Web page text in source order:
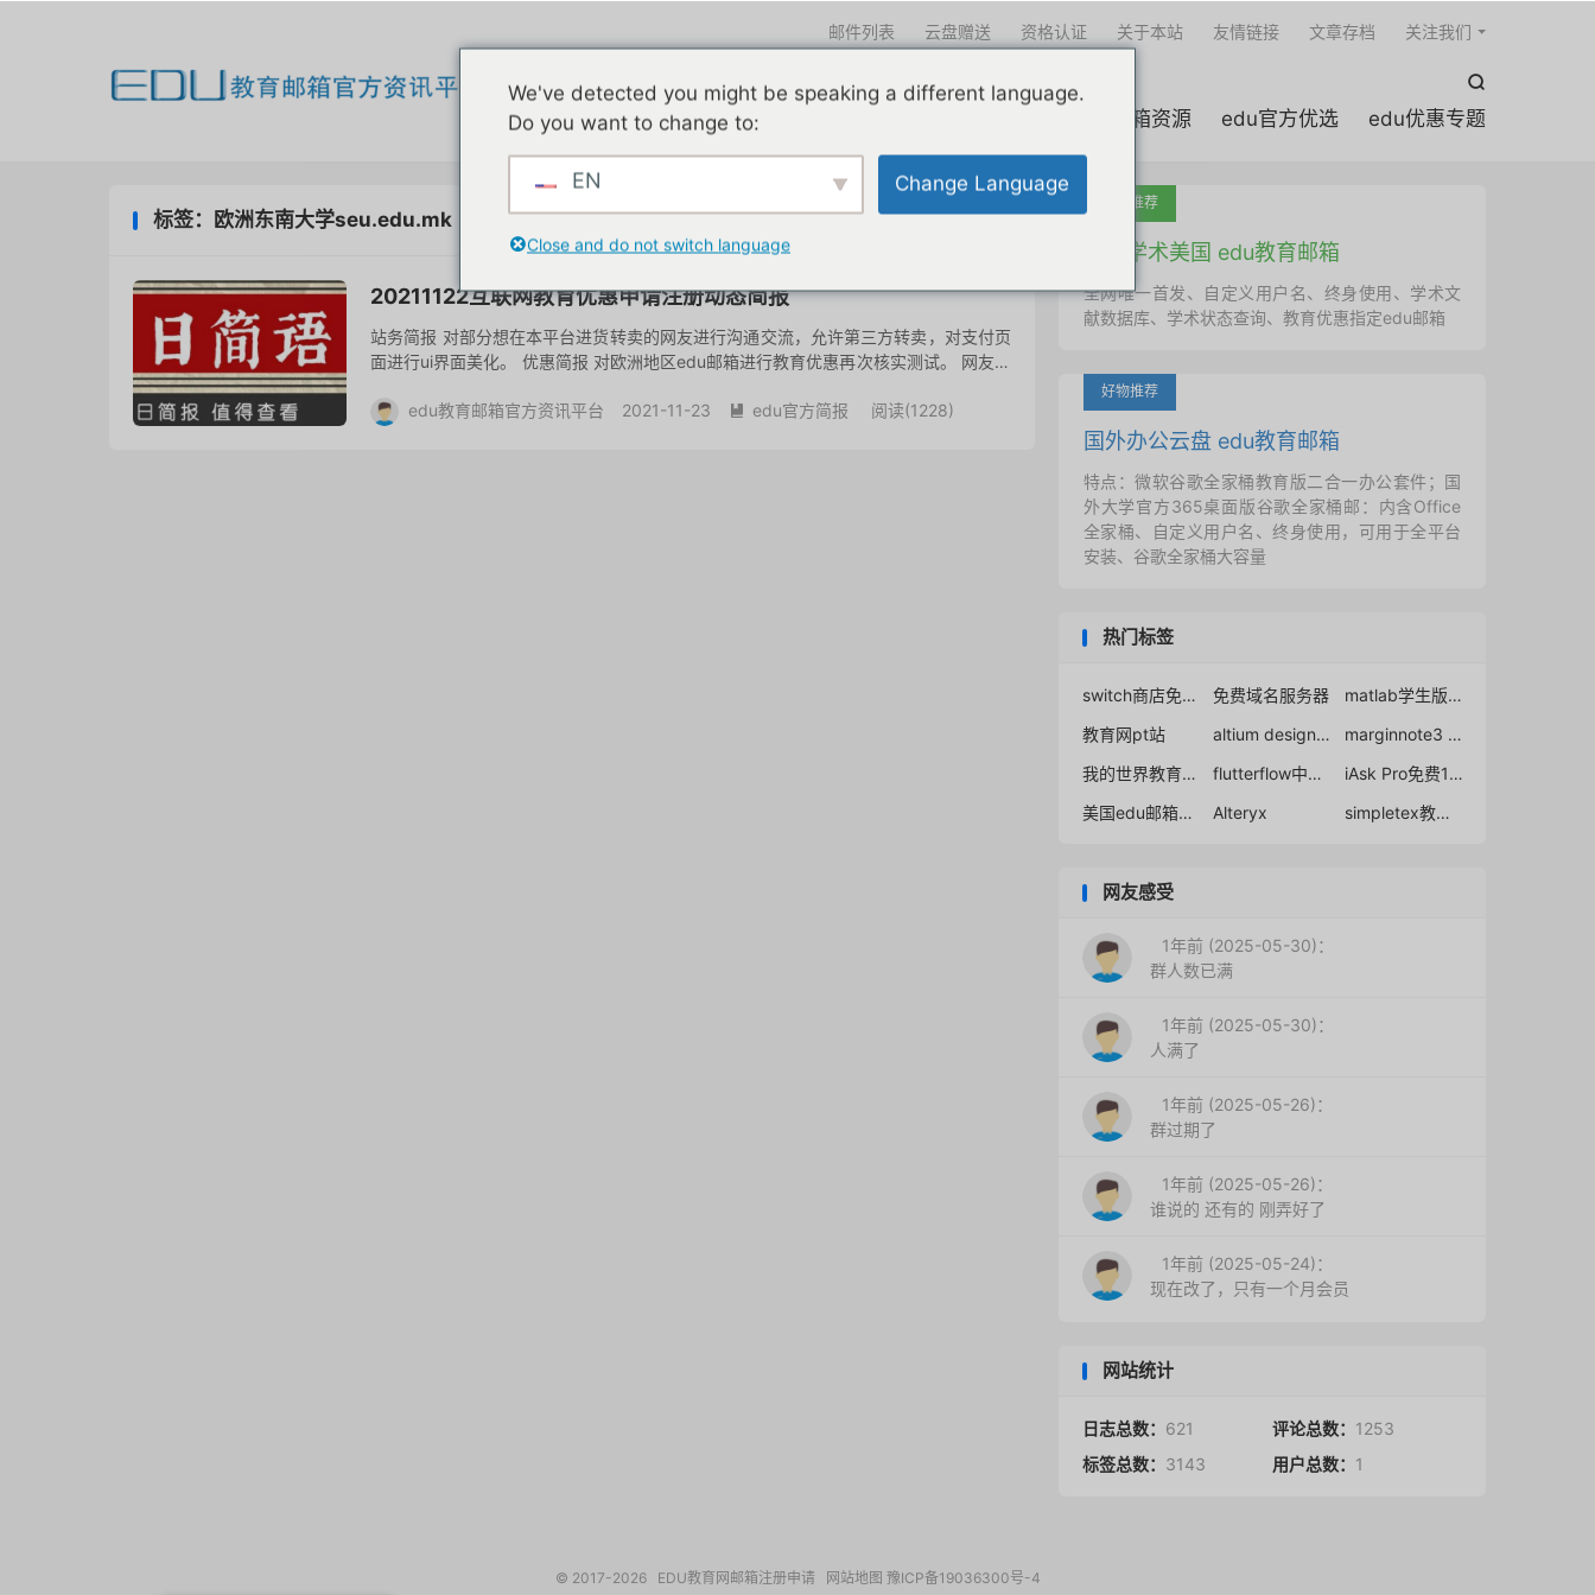
我们一直在努力

edu邮箱申请 edu邮箱资源 edu官方优选 edu优惠专题
邮件列表 云盘赠送 资格认证 关于本站 友情链接 文章存档 关注我们
共 1 篇文章
标签：欧洲东南大学seu.edu.mk
20211122互联网教育优惠申请注册动态简报
站务简报 对部分想在本平台进货转卖的网友进行沟通交流，允许第三方转卖，对支付页
面进行ui界面美化。 优惠简报 对欧洲地区edu邮箱进行教育优惠再次核实测试。 网友动
edu教育邮箱官方资讯平台
2021-11-23  edu官方简报 阅读(1228)
吐血推荐
国外学术美国 edu教育邮箱
全网唯一首发、自定义用户名、终身使用、学术文
献数据库、学术状态查询、教育优惠指定edu邮箱
好物推荐
国外办公云盘 edu教育邮箱
特点：微软谷歌全家桶教育版二合一办公套件；国
外大学官方365桌面版谷歌全家桶邮：内含Office
全家桶、自定义用户名、终身使用，可用于全平台
安装、谷歌全家桶大容量
热门标签
switch商店免费加速教程 免费域名服务器
matlab学生版获取
教育网pt站
altium designer 教育版免费密钥
marginnote3 教育认证
我的世界教育版专用EDU
flutterflow中文说明
iAsk Pro免费1年领取
美国edu邮箱亚马逊prime
Alteryx simpletex教师免费
网友感受
1年前 (2025-05-30)：
群人数已满
1年前 (2025-05-30)：
人满了
1年前 (2025-05-26)：
群过期了
1年前 (2025-05-26)：
谁说的 还有的 刚弄好了
1年前 (2025-05-24)：
现在改了，只有一个月会员
网站统计
日志总数： 621 评论总数： 1253
标签总数： 3143 用户总数： 1
© 2017-2026 EDU教育网邮箱注册申请 网站地图 豫ICP备19036300号-4
We've detected you might be speaking a different language.
Do you want to change to:
EN Change Language
Close and do not switch language